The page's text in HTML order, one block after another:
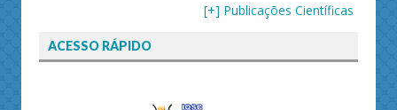
[+] Publicações Científicas
ACESSO RÁPIDO